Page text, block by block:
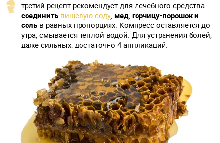
третий рецепт рекомендует для лечебного средства
соединить пищевую соду, мед, горчицу-порошок и
соль в равных пропорциях. Компресс оставляется до
утра, смывается теплой водой. Для устранения болей,
даже сильных, достаточно 4 аппликаций.